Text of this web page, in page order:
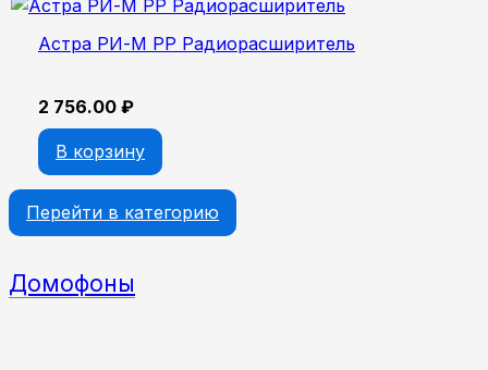
Астра РИ-М РР Радиорасширитель
2 756.00 ₽
В корзину
Перейти в категорию
Домофоны